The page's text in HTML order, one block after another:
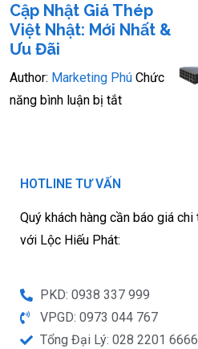
Cập Nhật Giá Thép
Việt Nhật: Mới Nhất &
Ưu Đãi
Author: Marketing Phú Chức
năng bình luận bị tắt
HOTLINE TƯ VẤN
Quý khách hàng cần báo giá
với Lộc Hiếu Phát:
PKD: 0938 337 999
VPGD: 0973 044 767
Tổng Đại Lý: 028 2201 6666